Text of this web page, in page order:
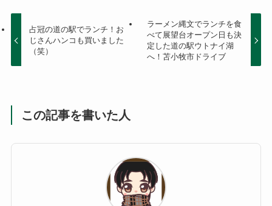
占冠の道の駅でランチ！お
じさんハンコも買いました
（笑）
ラーメン縄文でランチを食
べて展望台オープン日も決
定した道の駅ウトナイ湖
へ！苫小牧市ドライブ
この記事を書いた人